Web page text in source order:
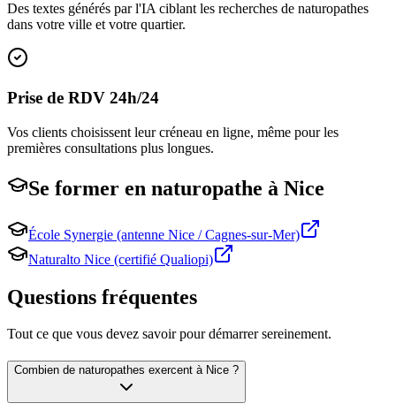
Des textes générés par l'IA ciblant les recherches de naturopathes
dans votre ville et votre quartier.
Prise de RDV 24h/24
Vos clients choisissent leur créneau en ligne, même pour les
premières consultations plus longues.
Se former en naturopathe à Nice
École Synergie (antenne Nice / Cagnes-sur-Mer)
Naturalto Nice (certifié Qualiopi)
Questions fréquentes
Tout ce que vous devez savoir pour démarrer sereinement.
Combien de naturopathes exercent à Nice ?